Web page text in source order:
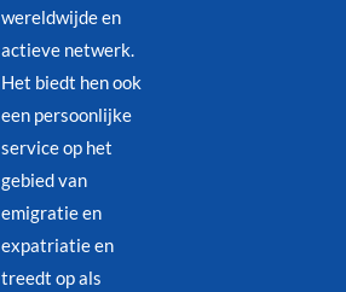
wereldwijde en
actieve netwerk.
Het biedt hen ook
een persoonlijke
service op het
gebied van
emigratie en
expatriatie en
treedt op als